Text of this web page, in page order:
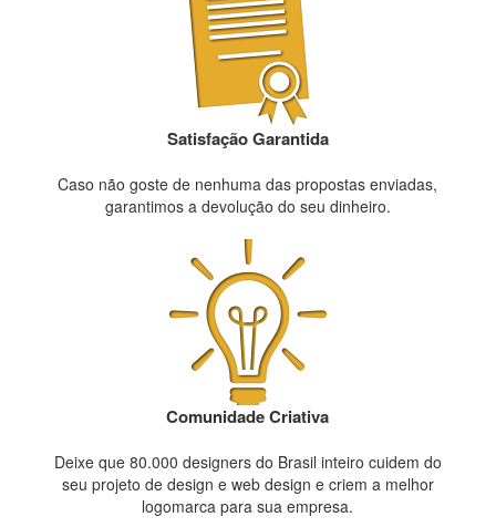
Satisfação Garantida
Caso não goste de nenhuma das propostas enviadas,
garantimos a devolução do seu dinheiro.
Comunidade Criativa
Deixe que 80.000 designers do Brasil inteiro cuidem do
seu projeto de design e web design e criem a melhor
logomarca para sua empresa.